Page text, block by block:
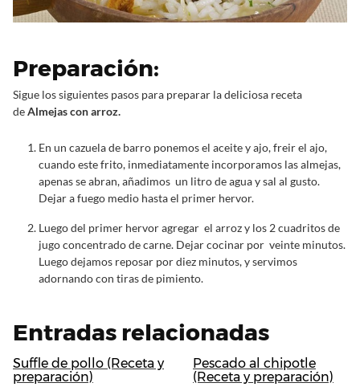
Preparación:
Sigue los siguientes pasos para preparar la deliciosa receta
deAlmejas con arroz.
En un cazuela de barro ponemos el aceite y ajo, freir el ajo,
cuando este frito, inmediatamente incorporamos las almejas,
apenas se abran, añadimos un litro de agua y sal al gusto.
Dejar a fuego medio hasta el primer hervor.
Luego del primer hervor agregar el arroz y los 2 cuadritos de
jugo concentrado de carne. Dejar cocinar por veinte minutos.
Luego dejamos reposar por diez minutos, y servimos
adornando con tiras de pimiento.
Entradas relacionadas
Suffle de pollo (Receta y
preparación)
Pescado al chipotle
(Receta y preparación)